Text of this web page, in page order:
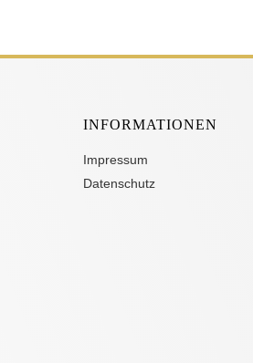
INFORMATIONEN
Impressum
Datenschutz